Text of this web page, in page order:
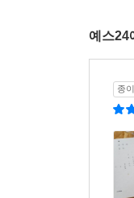
예스24
종